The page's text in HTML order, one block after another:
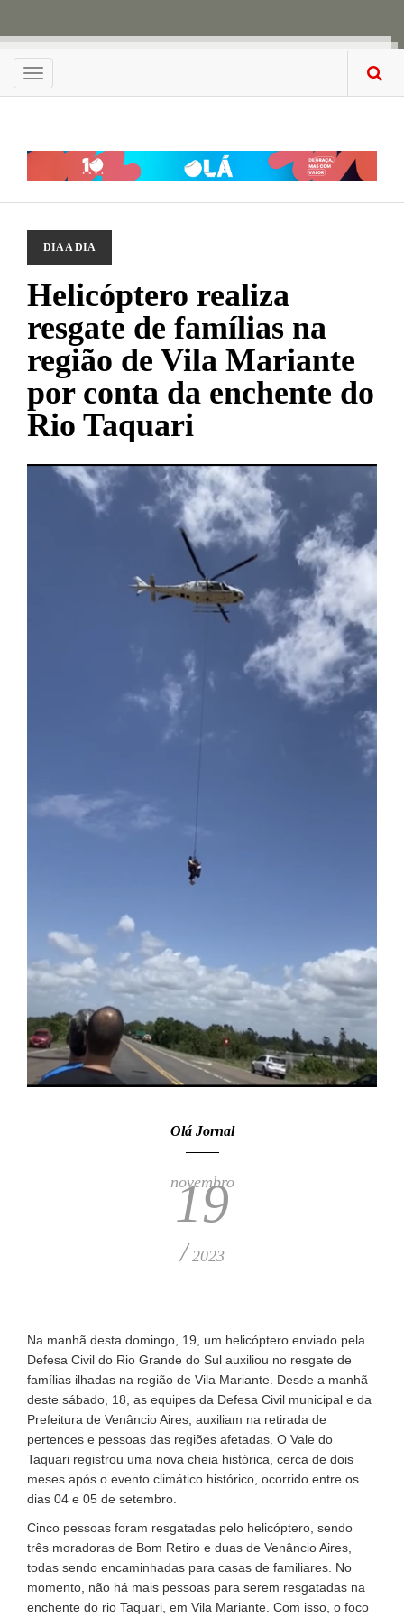
Menu
DIA A DIA
Helicóptero realiza
resgate de famílias na
região de Vila Mariante
por conta da enchente do
Rio Taquari
Olá Jornal
novembro
19
/2023
Na manhã desta domingo, 19, um helicóptero enviado pela
Defesa Civil do Rio Grande do Sul auxiliou no resgate de
famílias ilhadas na região de Vila Mariante. Desde a manhã
deste sábado, 18, as equipes da Defesa Civil municipal e da
Prefeitura de Venâncio Aires, auxiliam na retirada de
pertences e pessoas das regiões afetadas. O Vale do
Taquari registrou uma nova cheia histórica, cerca de dois
meses após o evento climático histórico, ocorrido entre os
dias 04 e 05 de setembro.
Cinco pessoas foram resgatadas pelo helicóptero, sendo
três moradoras de Bom Retiro e duas de Venâncio Aires,
todas sendo encaminhadas para casas de familiares. No
momento, não há mais pessoas para serem resgatadas na
enchente do rio Taquari, em Vila Mariante. Com isso, o foco